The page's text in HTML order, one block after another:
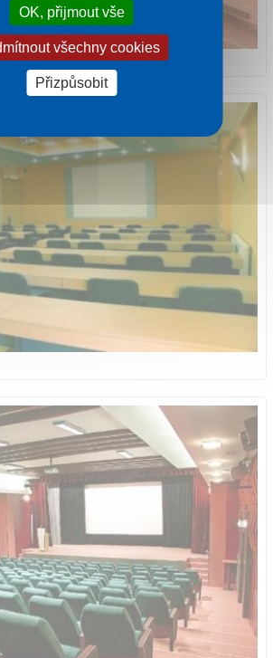
OK, přijmout vše
všechny cookies
Přizpůsobit